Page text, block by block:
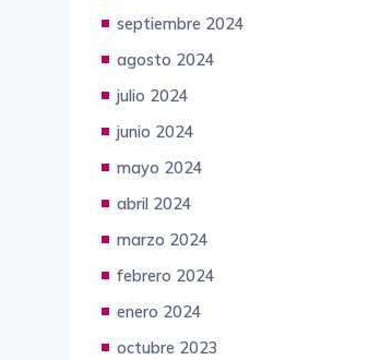
septiembre 2024
agosto 2024
julio 2024
junio 2024
mayo 2024
abril 2024
marzo 2024
febrero 2024
enero 2024
octubre 2023